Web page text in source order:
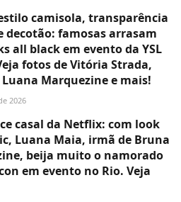
camisola, transparência
decotão: famosas arrasam
all black em evento da YSL
fotos de Vitória Strada,
Luana Marquezine e mais!
2026
casal da Netflix: com look
Luana Maia, irmã de Bruna
beija muito o namorado
em evento no Rio. Veja